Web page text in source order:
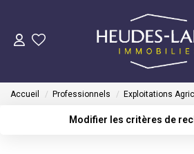
VENDRE
Accueil Professionnels Exploitations
Modifier les critères de